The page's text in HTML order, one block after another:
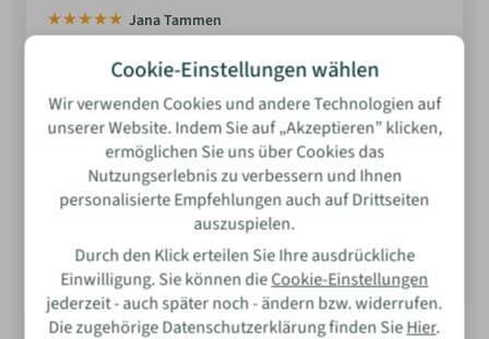
Jana Tammen
empfehlen! Die Beratung war hervorragend und das
Team hat es geschafft, mein Traum-Tiny-House genau
so zu bauen, wie ich es mir vorgestellt habe. Auch
nach der Geburt war Herr Koopmann immer
erreichbar und hat sich um alle meine Belange
gekümmert. Ich bin absolut begeistert von der
Qualität und dem Service und würde sofort wieder
bei Tiny House Koopmann kaufen. Vielen Dank!
26.01.2025 Quelle: Google.com
Wie war Ihre Erfahrung?
Cookie-Einstellungen wählen
Wir verwenden Cookies und andere Technologien auf
unserer Website. Indem Sie auf „Akzeptieren” klicken,
ermöglichen Sie uns über Cookies das
Nutzungserlebnis zu verbessern und Ihnen
personalisierte Empfehlungen auch auf Drittseiten
auszuspielen.
Durch den Klick erteilen Sie Ihre ausdrückliche
Einwilligung. Sie können dieCookie-Einstellungen
jederzeit - auch später noch - ändern bzw. widerrufen.
Die zugehörige Datenschutzerklärung finden SieHier.